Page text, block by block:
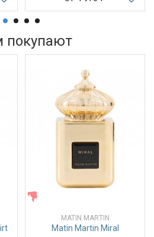
покупают
MATIN MARTIN
Matin Martin Miral